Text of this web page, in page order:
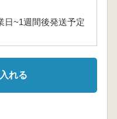
日~1週間後発送予定
れる